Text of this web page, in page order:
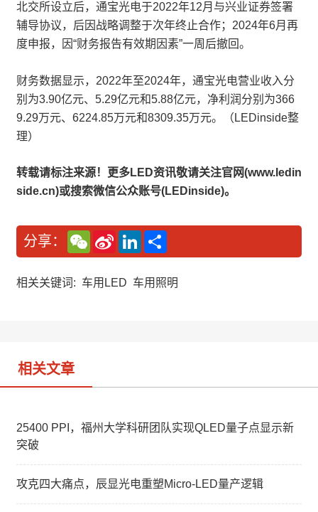
北交所设立后，通宝光电于2022年12月与兴业证券签署
辅导协议，后因战略调整于次年终止合作；2024年6月再
度申报，因“财务报告有效期因素”一周后撤回。
财务数据显示，2022年至2024年，通宝光电营业收入分
别为3.90亿元、5.29亿元和5.88亿元，净利润分别为366
9.29万元、6224.85万元和8309.35万元。（LEDinside整
理）
转载请标注来源！更多LED资讯敬请关注官网(www.ledin
side.cn)或搜索微信公众账号(LEDinside)。
分享：
W
e
C
a
S
n
W
L
n
e
相关关键词: 车用LED 车用照明
相关文章
25400 PPI，福州大学科研团队实现QLED量子点显示新
突破
攻克四大痛点，辰显光电重塑Micro-LED量产逻辑